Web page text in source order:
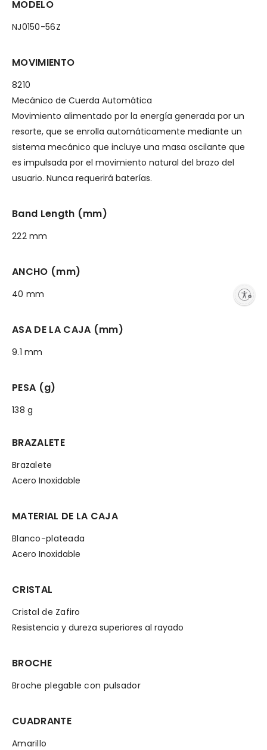
MODELO
NJ0150-56Z
MOVIMIENTO
8210
Mecánico de Cuerda Automática
Movimiento alimentado por la energía generada por un
resorte, que se enrolla automáticamente mediante un
sistema mecánico que incluye una masa oscilante que
es impulsada por el movimiento natural del brazo del
usuario. Nunca requerirá baterías.
Band Length (mm)
222 mm
ANCHO (mm)
40 mm
ASA DE LA CAJA (mm)
9.1 mm
PESA (g)
138 g
BRAZALETE
Brazalete
Acero Inoxidable
MATERIAL DE LA CAJA
Blanco-plateada
Acero Inoxidable
CRISTAL
Cristal de Zafiro
Resistencia y dureza superiores al rayado
BROCHE
Broche plegable con pulsador
CUADRANTE
Amarillo